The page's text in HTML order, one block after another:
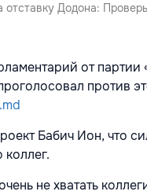
отставку Додона:
от партии
против
Бабич Ион, что
не хватать